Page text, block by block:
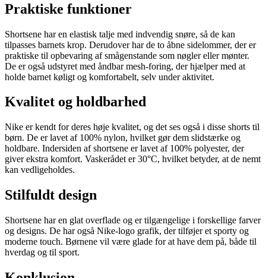
Praktiske funktioner
Shortsene har en elastisk talje med indvendig snøre, så de kan
tilpasses barnets krop. Derudover har de to åbne sidelommer, der er
praktiske til opbevaring af smågenstande som nøgler eller mønter.
De er også udstyret med åndbar mesh-foring, der hjælper med at
holde barnet køligt og komfortabelt, selv under aktivitet.
Kvalitet og holdbarhed
Nike er kendt for deres høje kvalitet, og det ses også i disse shorts til
børn. De er lavet af 100% nylon, hvilket gør dem slidstærke og
holdbare. Indersiden af shortsene er lavet af 100% polyester, der
giver ekstra komfort. Vaskerådet er 30°C, hvilket betyder, at de nemt
kan vedligeholdes.
Stilfuldt design
Shortsene har en glat overflade og er tilgængelige i forskellige farver
og designs. De har også Nike-logo grafik, der tilføjer et sporty og
moderne touch. Børnene vil være glade for at have dem på, både til
hverdag og til sport.